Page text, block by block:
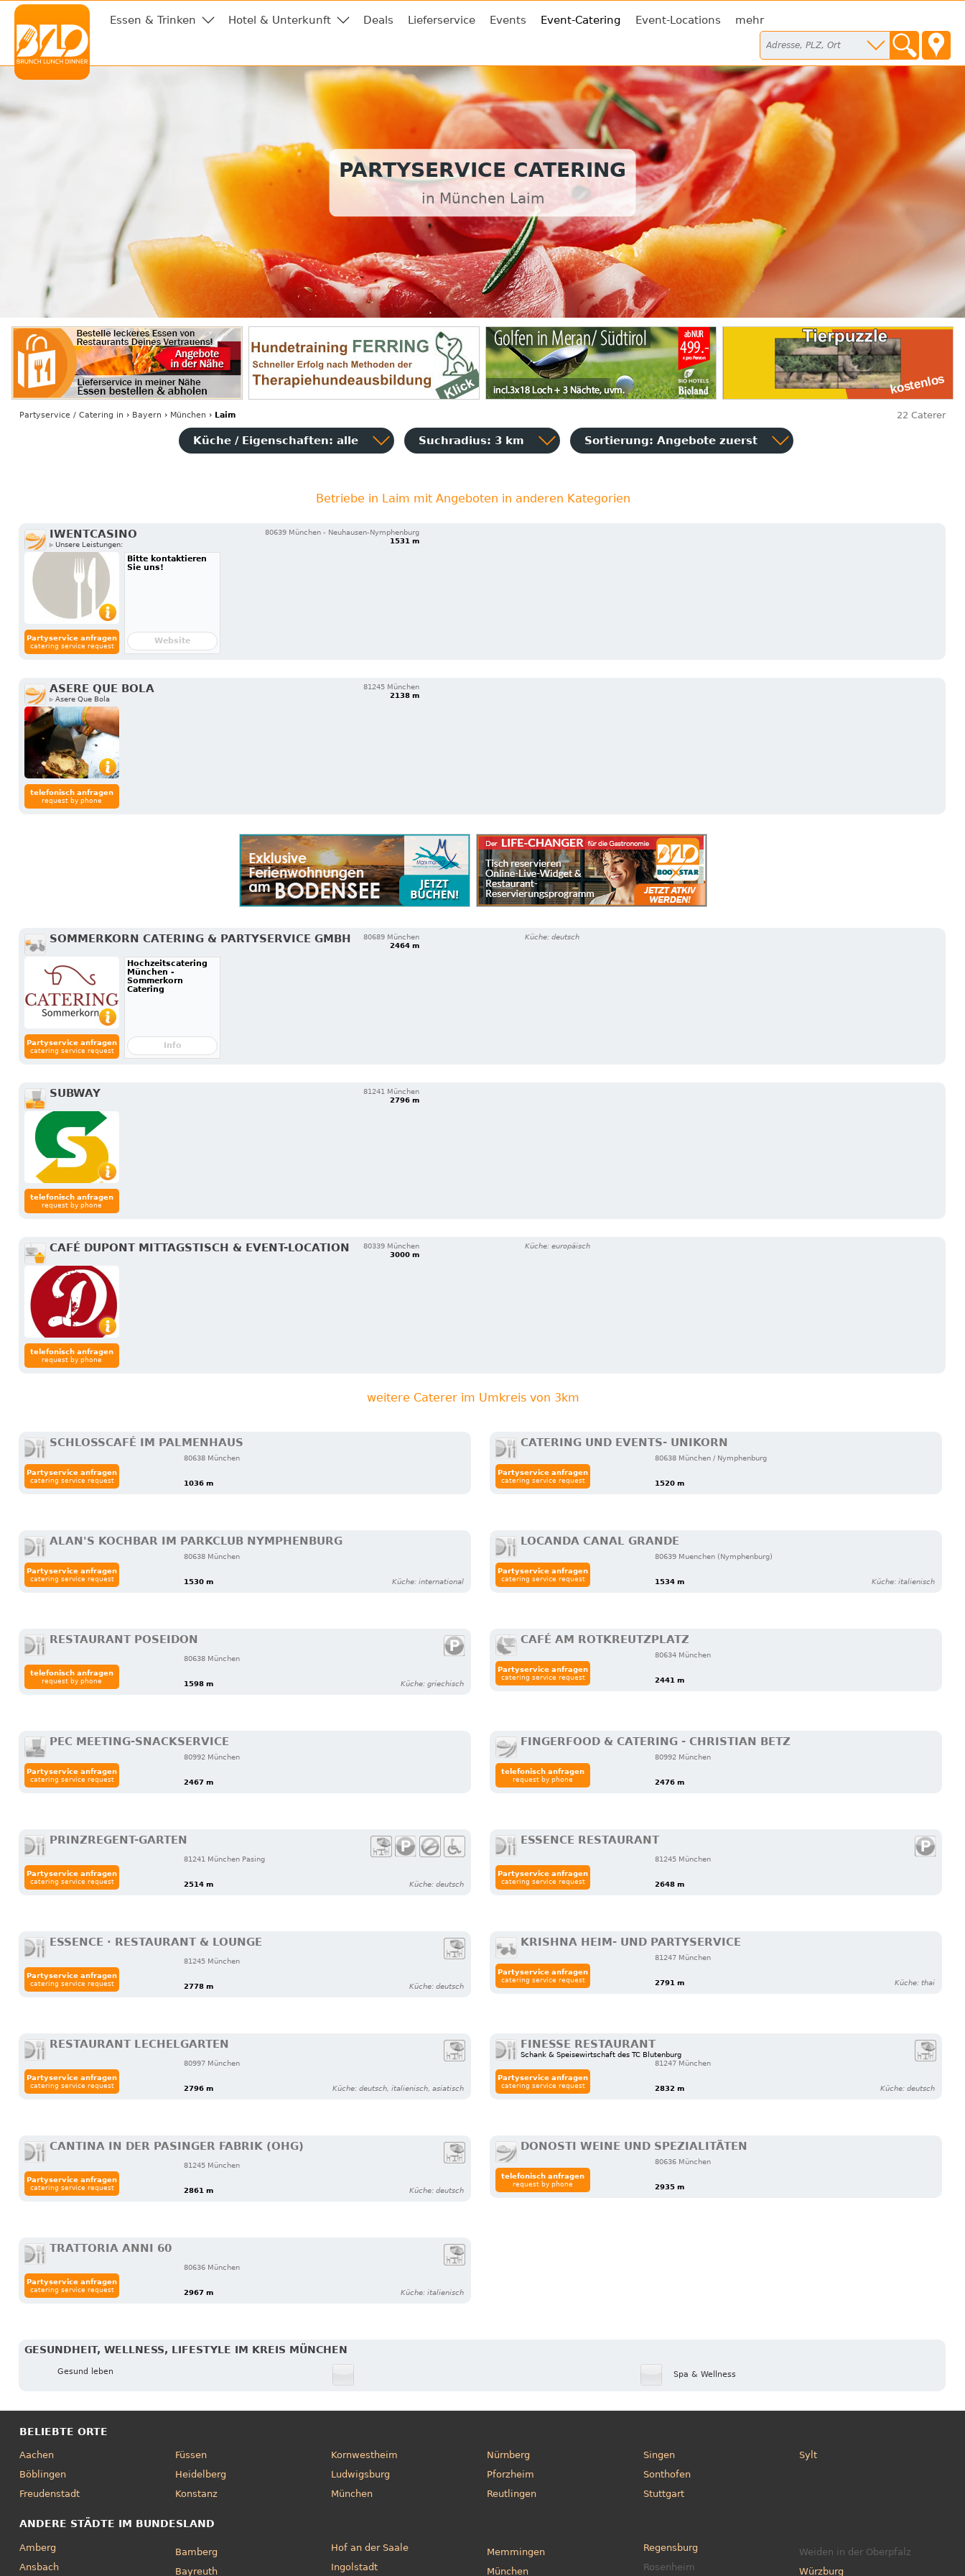
Essen & Trinken Hotel & Unterkunft Deals Lieferservice Events Event-Catering Event-Locations mehr
PARTYSERVICE CATERING
in München Laim
Partyservice / Catering in › Bayern › München › Laim 22 Caterer
Küche / Eigenschaften: alle Suchradius: 3 km Sortierung: Angebote zuerst
Betriebe in Laim mit Angeboten in anderen Kategorien
IWENTCASINO
▹ Unsere Leistungen:
80639 München - Neuhausen-Nymphenburg
1531 m
Partyservice anfragen
catering service request
Bitte kontaktieren
Sie uns!
Website
ASERE QUE BOLA
▹ Asere Que Bola
81245 München
2138 m
telefonisch anfragen
request by phone
SOMMERKORN CATERING & PARTYSERVICE GMBH
80689 München
2464 m
Küche: deutsch
Partyservice anfragen
catering service request
Hochzeitscatering
München -
Sommerkorn
Catering
Info
SUBWAY
81241 München
2796 m
telefonisch anfragen
request by phone
CAFÉ DUPONT MITTAGSTISCH & EVENT-LOCATION
80339 München
3000 m
Küche: europäisch
telefonisch anfragen
request by phone
weitere Caterer im Umkreis von 3km
SCHLOSSCAFÉ IM PALMENHAUS
80638 München
1036 m
Partyservice anfragen
catering service request
CATERING UND EVENTS- UNIKORN
80638 München / Nymphenburg
1520 m
Partyservice anfragen
catering service request
ALAN'S KOCHBAR IM PARKCLUB NYMPHENBURG
80638 München
1530 m Küche: international
Partyservice anfragen
catering service request
LOCANDA CANAL GRANDE
80639 Muenchen (Nymphenburg)
1534 m Küche: italienisch
Partyservice anfragen
catering service request
RESTAURANT POSEIDON
80638 München
1598 m Küche: griechisch
telefonisch anfragen
request by phone
CAFÉ AM ROTKREUTZPLATZ
80634 München
2441 m
Partyservice anfragen
catering service request
PEC MEETING-SNACKSERVICE
80992 München
2467 m
Partyservice anfragen
catering service request
FINGERFOOD & CATERING - CHRISTIAN BETZ
80992 München
2476 m
telefonisch anfragen
request by phone
PRINZREGENT-GARTEN
81241 München Pasing
2514 m Küche: deutsch
Partyservice anfragen
catering service request
ESSENCE RESTAURANT
81245 München
2648 m
Partyservice anfragen
catering service request
ESSENCE · RESTAURANT & LOUNGE
81245 München
2778 m Küche: deutsch
Partyservice anfragen
catering service request
KRISHNA HEIM- UND PARTYSERVICE
81247 München
2791 m Küche: thai
Partyservice anfragen
catering service request
RESTAURANT LECHELGARTEN
80997 München
2796 m Küche: deutsch, italienisch, asiatisch
Partyservice anfragen
catering service request
FINESSE RESTAURANT
Schank & Speisewirtschaft des TC Blutenburg
81247 München
2832 m Küche: deutsch
Partyservice anfragen
catering service request
CANTINA IN DER PASINGER FABRIK (OHG)
81245 München
2861 m Küche: deutsch
Partyservice anfragen
catering service request
DONOSTI WEINE UND SPEZIALITÄTEN
80636 München
2935 m
telefonisch anfragen
request by phone
TRATTORIA ANNI 60
80636 München
2967 m Küche: italienisch
Partyservice anfragen
catering service request
GESUNDHEIT, WELLNESS, LIFESTYLE IM KREIS MÜNCHEN
Gesund leben Spa & Wellness
BELIEBTE ORTE
Aachen
Böblingen
Freudenstadt
Füssen
Heidelberg
Konstanz
Kornwestheim
Ludwigsburg
München
Nürnberg
Pforzheim
Reutlingen
Singen
Sonthofen
Stuttgart
Sylt
ANDERE STÄDTE IM BUNDESLAND
Amberg
Ansbach
Bamberg
Bayreuth
Hof an der Saale
Ingolstadt
Memmingen
München
Regensburg
Rosenheim
Weiden in der Oberpfalz
Würzburg